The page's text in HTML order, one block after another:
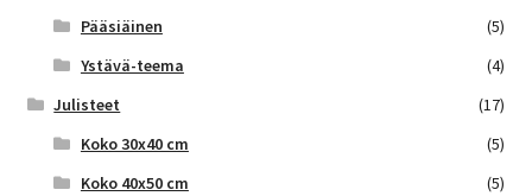
Pääsiäinen
(5)
Ystävä-teema
(4)
Julisteet
(17)
Koko 30x40 cm
(5)
Koko 40x50 cm
(5)